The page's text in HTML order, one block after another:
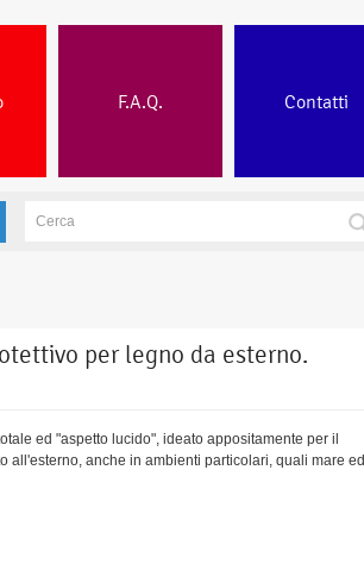
F.A.Q. Contatti
per legno da esterno.
ed "aspetto lucido", ideato appositamente per il
all'esterno, anche in ambienti particolari, quali mare ed